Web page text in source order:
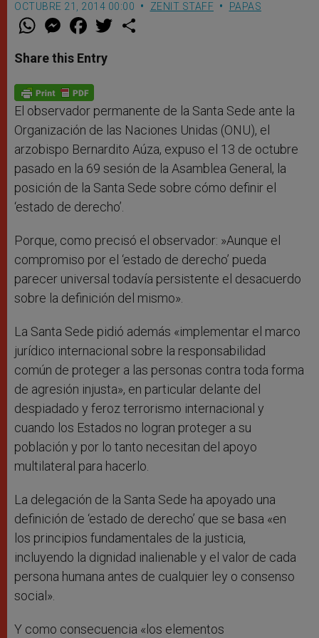
OCTUBRE 21, 2014 00:00 ZENIT STAFF PAPAS
W
t
s
p
p
M
e
s
e
g
e
r
F
a
e
b
o
k
w
Share this Entry
El observador permanente de la Santa Sede ante la
Organización de las Naciones Unidas (ONU), el
arzobispo Bernardito Aúza, expuso el 13 de octubre
pasado en la 69 sesión de la Asamblea General, la
posición de la Santa Sede sobre cómo definir el
‘estado de derecho’.
Porque, como precisó el observador: »Aunque el
compromiso por el ‘estado de derecho’ pueda
parecer universal todavía persistente el desacuerdo
sobre la definición del mismo».
La Santa Sede pidió además «implementar el marco
jurídico internacional sobre la responsabilidad
común de proteger a las personas contra toda forma
de agresión injusta», en particular delante del
despiadado y feroz terrorismo internacional y
cuando los Estados no logran proteger a su
población y por lo tanto necesitan del apoyo
multilateral para hacerlo.
La delegación de la Santa Sede ha apoyado una
definición de ‘estado de derecho’ que se basa «en
los principios fundamentales de la justicia,
incluyendo la dignidad inalienable y el valor de cada
persona humana antes de cualquier ley o consenso
social».
Y como consecuencia «los elementos